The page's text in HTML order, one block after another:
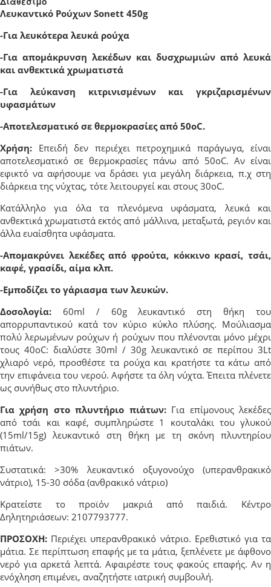
Λευκαντικό Ρούχων Sonett 450g
-Για λευκότερα λευκά ρούχα
-Για απομάκρυνση λεκέδων και δυσχρωμιών από λευκά
και ανθεκτικά χρωματιστά
-Για λεύκανση κιτρινισμένων και γκριζαρισμένων
υφασμάτων
-Αποτελεσματικό σε θερμοκρασίες από 50οC.
Χρήση: Επειδή δεν περιέχει πετροχημικά παράγωγα, είναι
αποτελεσματικό σε θερμοκρασίες πάνω από 50οC. Αν είναι
εφικτό να αφήσουμε να δράσει για μεγάλη διάρκεια, π.χ στη
διάρκεια της νύχτας, τότε λειτουργεί και στους 30οC.
Κατάλληλο για όλα τα πλενόμενα υφάσματα, λευκά και
ανθεκτικά χρωματιστά εκτός από μάλλινα, μεταξωτά, ρεγιόν και
άλλα ευαίσθητα υφάσματα.
-Απομακρύνει λεκέδες από φρούτα, κόκκινο κρασί, τσάι,
καφέ, γρασίδι, αίμα κλπ.
-Εμποδίζει το γάριασμα των λευκών.
Δοσολογία: 60ml / 60g λευκαντικό στη θήκη του
απορρυπαντικού κατά τον κύριο κύκλο πλύσης. Μούλιασμα
πολύ λερωμένων ρούχων ή ρούχων που πλένονται μόνο μέχρι
τους 40οC: διαλύστε 30ml / 30g λευκαντικό σε περίπου 3Lt
χλιαρό νερό, προσθέστε τα ρούχα και κρατήστε τα κάτω από
την επιφάνεια του νερού. Αφήστε τα όλη νύχτα. Έπειτα πλένετε
ως συνήθως στο πλυντήριο.
Για χρήση στο πλυντήριο πιάτων:Για επίμονους λεκέδες
από τσάι και καφέ, συμπληρώστε 1 κουταλάκι του γλυκού
(15ml/15g) λευκαντικό στη θήκη με τη σκόνη πλυντηρίου
πιάτων.
Συστατικά: >30% λευκαντικό οξυγονούχο (υπερανθρακικό
νάτριο), 15-30 σόδα (ανθρακικό νάτριο)
Κρατείστε το προϊόν μακριά από παιδιά. Κέντρο
Δηλητηριάσεων: 2107793777.
ΠΡΟΣΟΧΗ: Περιέχει υπερανθρακικό νάτριο. Ερεθιστικό για τα
μάτια. Σε περίπτωση επαφής με τα μάτια, ξεπλένετε με άφθονο
νερό για αρκετά λεπτά. Αφαιρέστε τους φακούς επαφής. Αν η
ενόχληση επιμένει, αναζητήστε ιατρική συμβουλή.